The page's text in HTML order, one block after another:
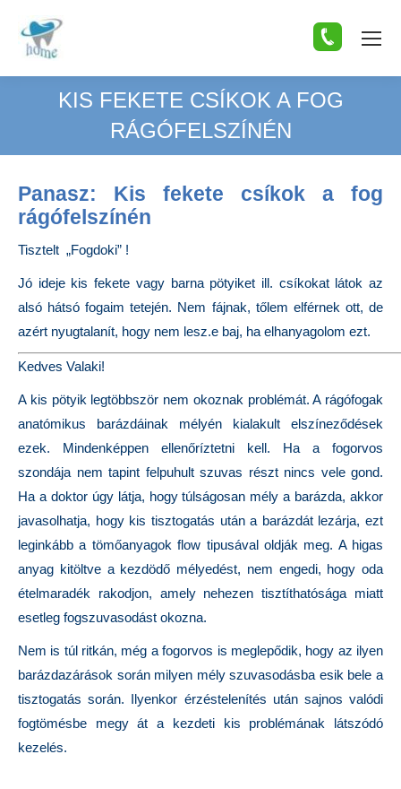
KIS FEKETE CSÍKOK A FOG
RÁGÓFELSZÍNÉN
You are here:
Panasz: Kis fekete csíkok a fog
rágófelszínén
Tisztelt „Fogdoki” !
Jó ideje kis fekete vagy barna pötyiket ill. csíkokat látok az
alsó hátsó fogaim tetején. Nem fájnak, tőlem elférnek ott, de
azért nyugtalanít, hogy nem lesz.e baj, ha elhanyagolom ezt.
Kedves Valaki!
A kis pötyik legtöbbször nem okoznak problémát. A rágófogak
anatómikus barázdáinak mélyén kialakult elszíneződések
ezek. Mindenképpen ellenőríztetni kell. Ha a fogorvos
szondája nem tapint felpuhult szuvas részt nincs vele gond.
Ha a doktor úgy látja, hogy túlságosan mély a barázda, akkor
javasolhatja, hogy kis tisztogatás után a barázdát lezárja, ezt
leginkább a tömőanyagok flow tipusával oldják meg. A higas
anyag kitöltve a kezdödő mélyedést, nem engedi, hogy oda
ételmaradék rakodjon, amely nehezen tisztíthatósága miatt
esetleg fogszuvasodást okozna.
Nem is túl ritkán, még a fogorvos is meglepődik, hogy az ilyen
barázdazárások során milyen mély szuvasodásba esik bele a
tisztogatás során. Ilyenkor érzéstelenítés után sajnos valódi
fogtömésbe megy át a kezdeti kis problémának látszódó
kezelés.